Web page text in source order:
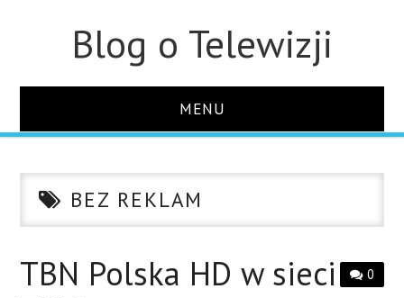
Blog o Telewizji
MENU
O STRONIEBEZ REKLAM
0
TBN Polska HD w sieci